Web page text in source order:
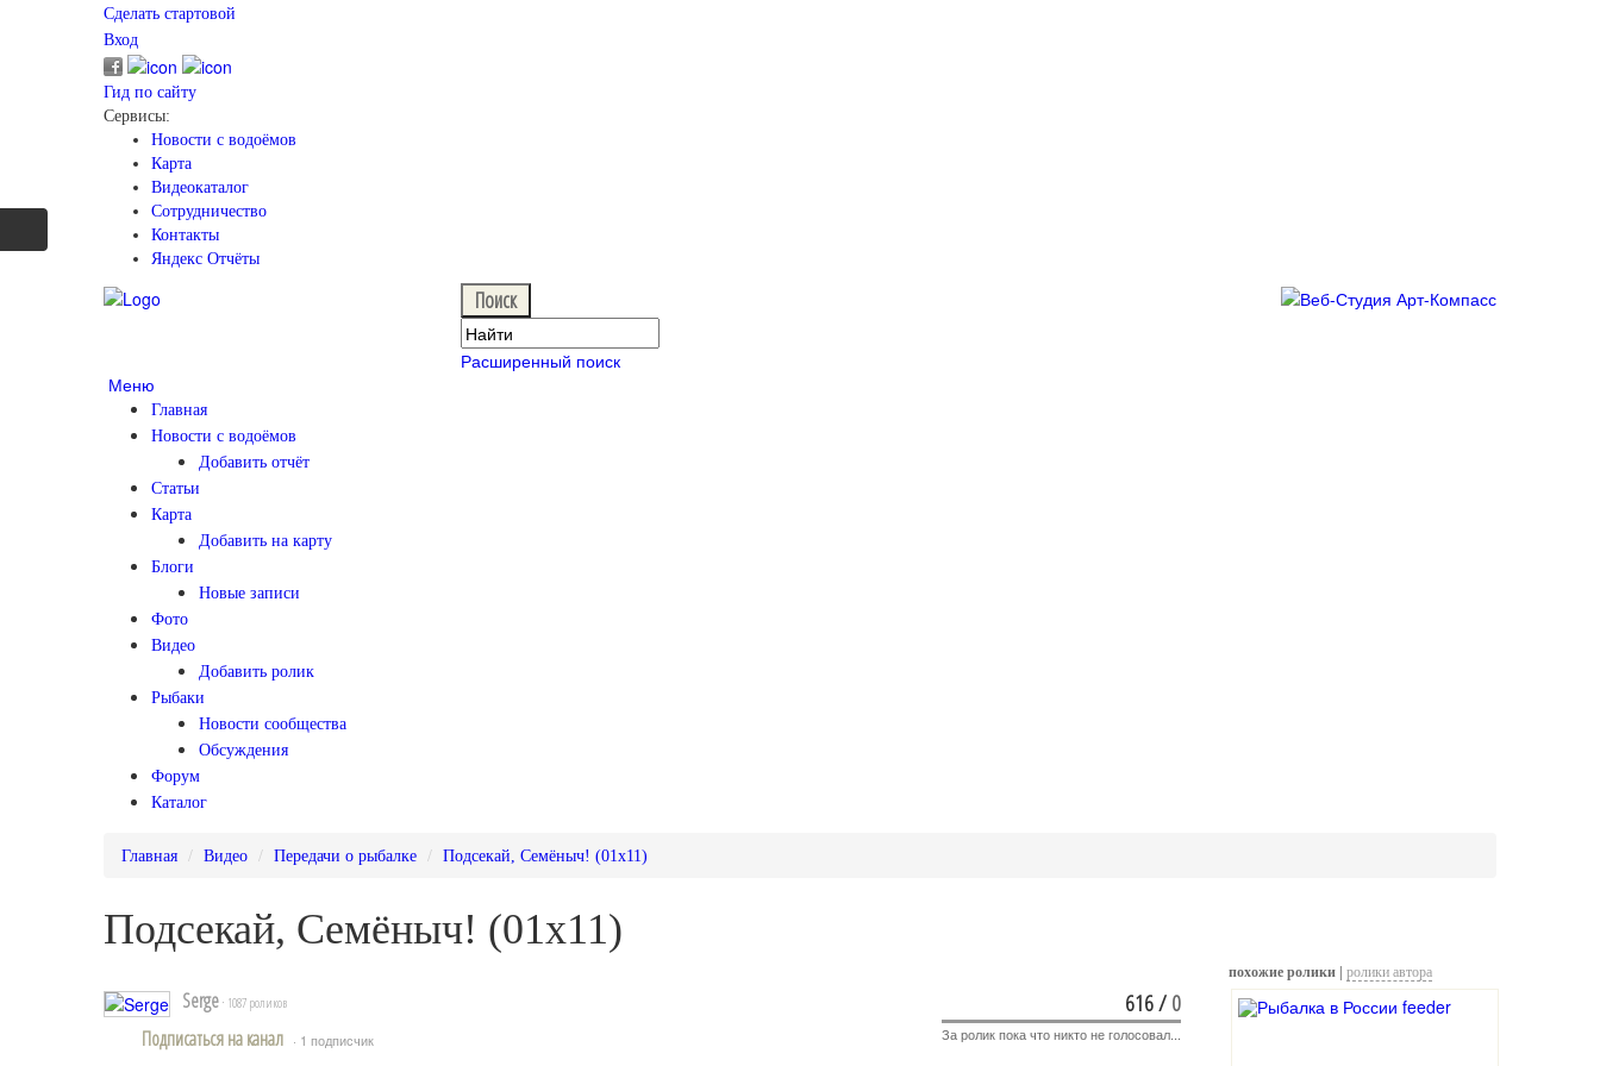
Сделать стартовой
Вход
Гид по сайту
Сервисы:
Новости с водоёмов
Карта
Видеокаталог
Сотрудничество
Контакты
Яндекс Отчёты
Расширенный поиск
Меню
Главная
Новости с водоёмов
Добавить отчёт
Статьи
Карта
Добавить на карту
Блоги
Новые записи
Фото
Видео
Добавить ролик
Рыбаки
Новости сообщества
Обсуждения
Форум
Каталог
Главная Видео Передачи о рыбалке Подсекай, Семёныч! (01x11)
Подсекай, Семёныч! (01x11)
Serge · 1087 роликов
Подписаться на канал · 1 подписчик
616/0
За ролик пока что никто не голосовал...
похожие ролики | ролики автора